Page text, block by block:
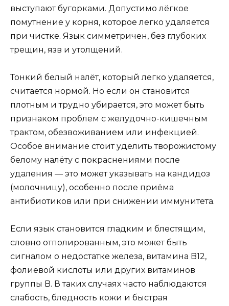
выступают бугорками. Допустимо лёгкое
помутнение у корня, которое легко удаляется
при чистке. Язык симметричен, без глубоких
трещин, язв и утолщений.
Тонкий белый налёт, который легко удаляется,
считается нормой. Но если он становится
плотным и трудно убирается, это может быть
признаком проблем с желудочно-кишечным
трактом, обезвоживанием или инфекцией.
Особое внимание стоит уделить творожистому
белому налёту с покраснениями после
удаления — это может указывать на кандидоз
(молочницу), особенно после приёма
антибиотиков или при снижении иммунитета.
Если язык становится гладким и блестящим,
словно отполированным, это может быть
сигналом о недостатке железа, витамина B12,
фолиевой кислоты или других витаминов
группы B. В таких случаях часто наблюдаются
слабость, бледность кожи и быстрая